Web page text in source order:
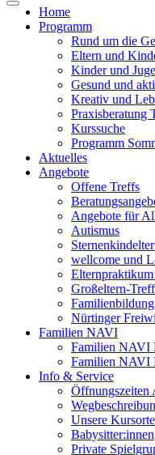
Toggle
navigation
Home
Programm
Rund um die
Eltern und
Kinder und
Gesund und
Kreativ und
Praxisberatung
Kurssuche
Programm
Aktuelles
Angebote
Offene Treffs
Angebote für
Autismus
wellcome und
Großeltern-Treff
Nürtinger
Familien NAVI
Familien NAVI
Familien NAVI
Info & Service
Öffnungszeiten
Unsere Kursorte
Babysitter:innen
Private